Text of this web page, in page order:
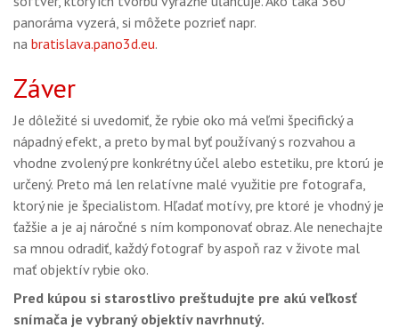
panoráma vyzerá, si môžete pozrieť napr.
na bratislava.pano3d.eu.
Záver
Je dôležité si uvedomiť, že rybie oko má veľmi špecifický a
nápadný efekt, a preto by mal byť používaný s rozvahou a
vhodne zvolený pre konkrétny účel alebo estetiku, pre ktorú je
určený. Preto má len relatívne malé využitie pre fotografa,
ktorý nie je špecialistom. Hľadať motívy, pre ktoré je vhodný je
ťažšie a je aj náročné s ním komponovať obraz. Ale nenechajte
sa mnou odradiť, každý fotograf by aspoň raz v živote mal
mať objektív rybie oko.
Pred kúpou si starostlivo preštudujte pre akú veľkosť
snímača je vybraný objektív navrhnutý.